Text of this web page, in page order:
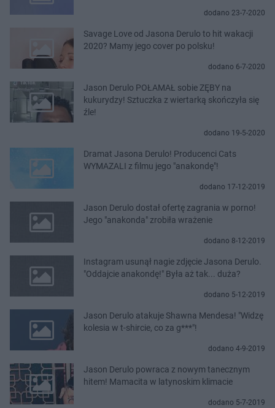
dodano 23-7-2020
Savage Love od Jasona Derulo to hit wakacji
2020? Mamy jego cover po polsku!
dodano 6-7-2020
Jason Derulo POŁAMAŁ sobie ZĘBY na
kukurydzy! Sztuczka z wiertarką skończyła się
źle!
dodano 19-5-2020
Dramat Jasona Derulo! Producenci Cats
WYMAZALI z filmu jego "anakondę"!
dodano 17-12-2019
Jason Derulo dostał ofertę zagrania w porno!
Jego "anakonda" zrobiła wrażenie
dodano 8-12-2019
Instagram usunął nagie zdjęcie Jasona Derulo.
"Oddajcie anakondę!" Była aż tak... duża?
dodano 5-12-2019
Jason Derulo atakuje Shawna Mendesa! "Widzę
kolesia w t-shircie, co za g***"!
dodano 4-9-2019
Jason Derulo powraca z nowym tanecznym
hitem! Mamacita w latynoskim klimacie
dodano 5-7-2019